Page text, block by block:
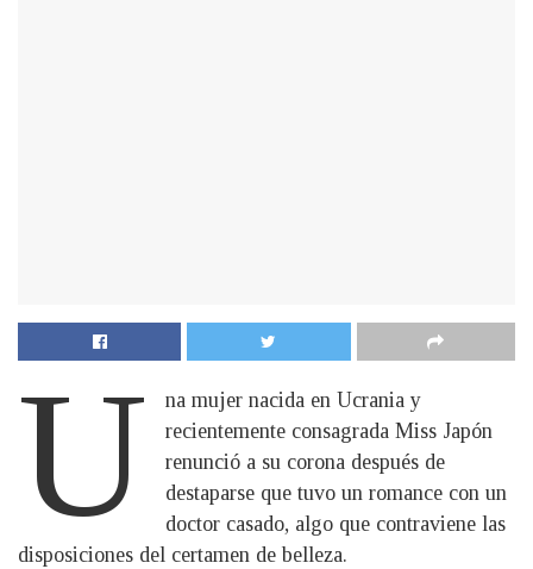
U
na mujer nacida en Ucrania y
recientemente consagrada Miss Japón
renunció a su corona después de
destaparse que tuvo un romance con un
doctor casado, algo que contraviene las
disposiciones del certamen de belleza.